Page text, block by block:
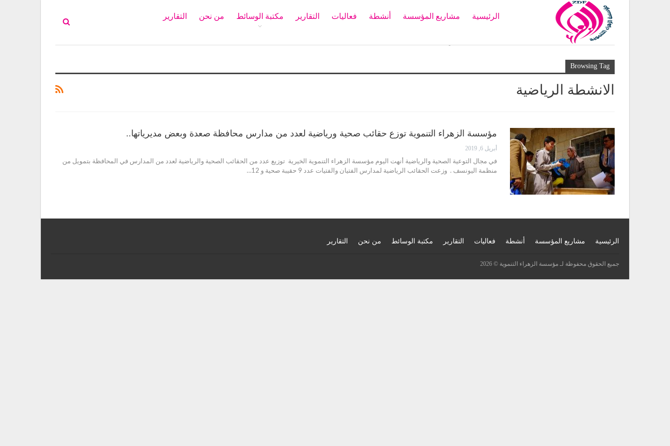
الرئيسية مشاريع المؤسسة أنشطة فعاليات التقارير مكتبة الوسائط من نحن التقارير
Browsing Tag
الانشطة الرياضية
مؤسسة الزهراء التنموية توزع حقائب صحية ورياضية لعدد من مدارس محافظة صعدة وبعض مديرياتها..
أبريل 6, 2019
في مجال التوعية الصحية والرياضية أنهت اليوم مؤسسة الزهراء التنموية الخيرية توزيع عدد من الحقائب الصحية والرياضية لعدد من المدارس في المحافظة بتمويل من
منظمة اليونسف . وزعت الحقائب الرياضية لمدارس الفتيان والفتيات عدد 9 حقيبة صحية و 12…
الرئيسية مشاريع المؤسسة أنشطة فعاليات التقارير مكتبة الوسائط من نحن التقارير
جميع الحقوق محفوظة لـ مؤسسة الزهراء التنموية © 2026